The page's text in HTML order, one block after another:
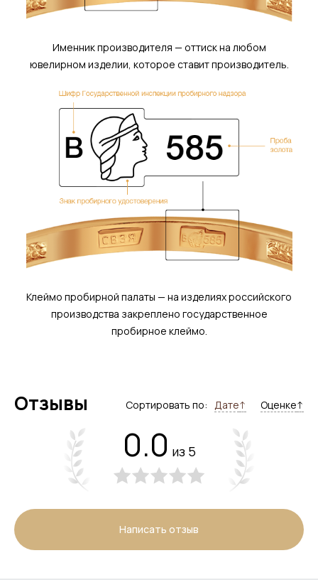
Именник производителя — оттиск на любом
ювелирном изделии, которое ставит производитель.
Клеймо пробирной палаты — на изделиях российского
производства закреплено государственное
пробирное клеймо.
Отзывы Сортировать по: Дате↑ Оценке↑
0.0 из 5
Написать отзыв